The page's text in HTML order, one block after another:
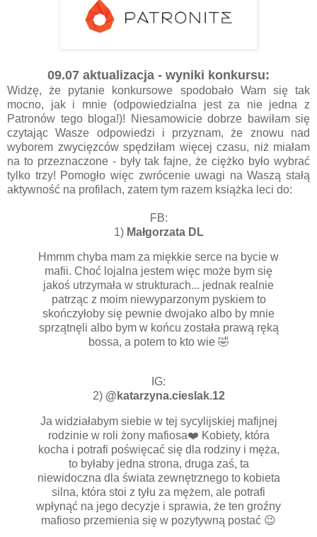
09.07 aktualizacja - wyniki konkursu:
Widzę, że pytanie konkursowe spodobało Wam się tak
mocno, jak i mnie (odpowiedzialna jest za nie jedna z
Patronów tego bloga!)! Niesamowicie dobrze bawiłam się
czytając Wasze odpowiedzi i przyznam, że znowu nad
wyborem zwycięzców spędziłam więcej czasu, niż miałam
na to przeznaczone - były tak fajne, że ciężko było wybrać
tylko trzy! Pomogło więc zwrócenie uwagi na Waszą stałą
aktywność na profilach, zatem tym razem książka leci do:
FB:
1) Małgorzata DL
Hmmm chyba mam za miękkie serce na bycie w
mafii. Choć lojalna jestem więc może bym się
jakoś utrzymała w strukturach... jednak realnie
patrząc z moim niewyparzonym pyskiem to
skończyłoby się pewnie dwojako albo by mnie
sprzątnęli albo bym w końcu została prawą ręką
bossa, a potem to kto wie 🤣
IG:
2) @katarzyna.cieslak.12
Ja widziałabym siebie w tej sycylijskiej mafijnej
rodzinie w roli żony mafiosa❤️ Kobiety, która
kocha i potrafi poświęcać się dla rodziny i męża,
to byłaby jedna strona, druga zaś, ta
niewidoczna dla świata zewnętrznego to kobieta
silna, która stoi z tyłu za mężem, ale potrafi
wpłynąć na jego decyzje i sprawia, że ten groźny
mafioso przemienia się w pozytywną postać 😉